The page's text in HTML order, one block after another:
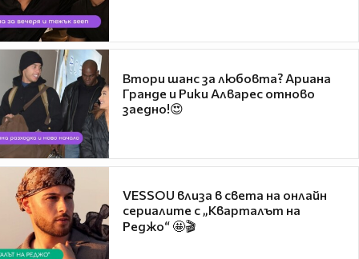
Втори шанс за любовта? Ариана
Гранде и Рики Алварес отново
заедно!😍
VESSOU влиза в света на онлайн
сериалите с „Кварталът на
Реджо“ 🤩🎬